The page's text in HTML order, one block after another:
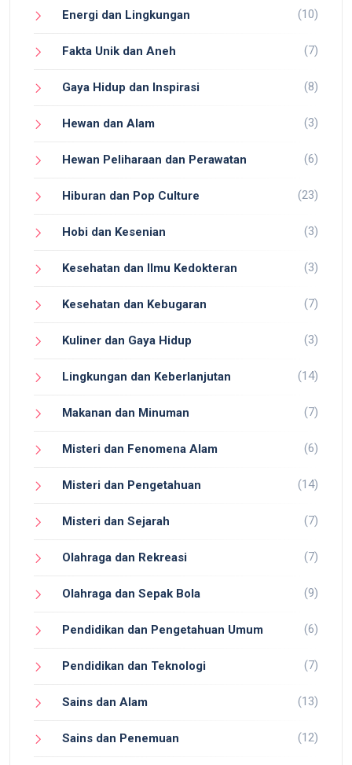
Energi dan Lingkungan (10)
Fakta Unik dan Aneh (7)
Gaya Hidup dan Inspirasi (8)
Hewan dan Alam (3)
Hewan Peliharaan dan Perawatan (6)
Hiburan dan Pop Culture (23)
Hobi dan Kesenian (3)
Kesehatan dan Ilmu Kedokteran (3)
Kesehatan dan Kebugaran (7)
Kuliner dan Gaya Hidup (3)
Lingkungan dan Keberlanjutan (14)
Makanan dan Minuman (7)
Misteri dan Fenomena Alam (6)
Misteri dan Pengetahuan (14)
Misteri dan Sejarah (7)
Olahraga dan Rekreasi (7)
Olahraga dan Sepak Bola (9)
Pendidikan dan Pengetahuan Umum (6)
Pendidikan dan Teknologi (7)
Sains dan Alam (13)
Sains dan Penemuan (12)